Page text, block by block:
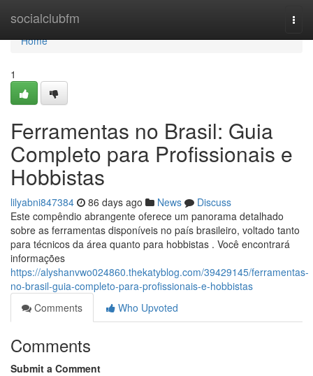
socialclubfm
Home
Home
1
Ferramentas no Brasil: Guia
Completo para Profissionais e
Hobbistas
lilyabni847384 86 days ago News
Discuss
Este compêndio abrangente oferece um panorama detalhado
sobre as ferramentas disponíveis no país brasileiro, voltado tanto
para técnicos da área quanto para hobbistas . Você encontrará
informações
https://alyshanvwo024860.thekatyblog.com/39429145/ferramentas-
no-brasil-guia-completo-para-profissionais-e-hobbistas
Comments
Who Upvoted
Comments
Submit a Comment